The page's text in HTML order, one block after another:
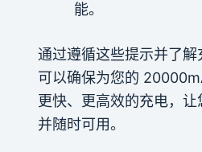
能。
通过遵循这些提示并了
可以确保为您的
更快、更高效的充电，
并随时可用。